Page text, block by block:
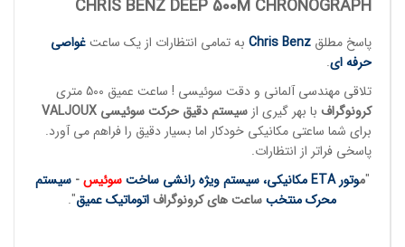
CHRIS BENZ DEEP 500M CHRONOGRAPH
پاسخ مطلق Chris Benz به تمامی انتظارات از یک ساعتغواصی
حرفه ای.
تلاقی مهندسی آلمانی و دقت سوئیسی ! ساعت عمیق 500 متری
کرونوگراف با بهر گیری از سیستم دقیق حرکت سوئیسی VALJOUX
برای شما ساعتی مکانیکی خودکار اما بسیار دقیق را فراهم می آورد.
پاسخی فراتر از انتظارات.
"موتور ETA مکانیکی، سیستم ویژه رانشی ساخت سوئیس-سیستم
محرک منتخبساعت های کرونوگرافاتوماتیک عمیق".